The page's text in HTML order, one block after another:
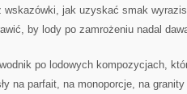
wskazówki, jak uzyskać smak
by lody po zamrożeniu nadal
po lodowych kompozycjach,
na parfait, na monoporcje, na